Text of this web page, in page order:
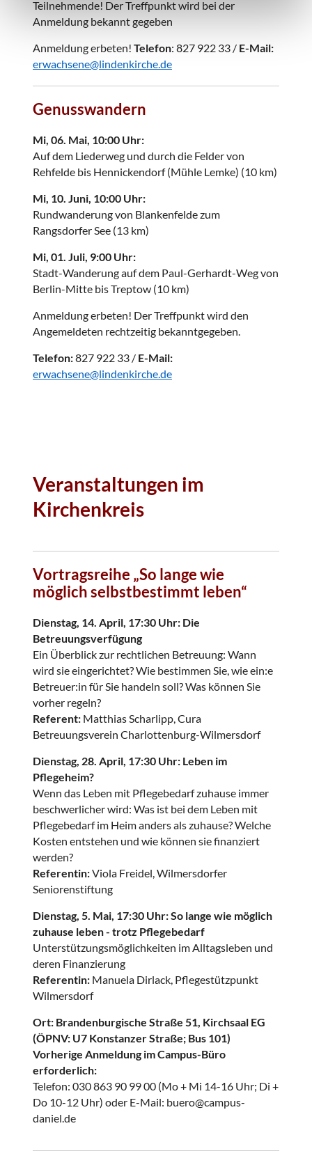
Teilnehmende! Der Treffpunkt wird bei der
Anmeldung bekannt gegeben
Anmeldung erbeten! Telefon: 827 922 33 / E-Mail:
erwachsene@lindenkirche.de
Genusswandern
Mi, 06. Mai, 10:00 Uhr:
Auf dem Liederweg und durch die Felder von
Rehfelde bis Hennickendorf (Mühle Lemke) (10 km)
Mi, 10. Juni, 10:00 Uhr:
Rundwanderung von Blankenfelde zum
Rangsdorfer See (13 km)
Mi, 01. Juli, 9:00 Uhr:
Stadt-Wanderung auf dem Paul-Gerhardt-Weg von
Berlin-Mitte bis Treptow (10 km)
Anmeldung erbeten! Der Treffpunkt wird den
Angemeldeten rechtzeitig bekanntgegeben.
Telefon:827 922 33 / E-Mail:
erwachsene@lindenkirche.de
Veranstaltungen im
Kirchenkreis
Vortragsreihe „So lange wie
möglich selbstbestimmt leben“
Dienstag, 14. April, 17:30 Uhr: Die
Betreuungsverfügung
Ein Überblick zur rechtlichen Betreuung: Wann
wird sie eingerichtet? Wie bestimmen Sie, wie ein:e
Betreuer:in für Sie handeln soll? Was können Sie
vorher regeln?
Referent: Matthias Scharlipp, Cura
Betreuungsverein Charlottenburg-Wilmersdorf
Dienstag, 28. April, 17:30 Uhr: Leben im
Pflegeheim?
Wenn das Leben mit Pflegebedarf zuhause immer
beschwerlicher wird: Was ist bei dem Leben mit
Pflegebedarf im Heim anders als zuhause? Welche
Kosten entstehen und wie können sie finanziert
werden?
Referentin:Viola Freidel, Wilmersdorfer
Seniorenstiftung
Dienstag, 5. Mai, 17:30 Uhr: So lange wie möglich
zuhause leben - trotz Pflegebedarf
Unterstützungsmöglichkeiten im Alltagsleben und
deren Finanzierung
Referentin: Manuela Dirlack, Pflegestützpunkt
Wilmersdorf
Ort: Brandenburgische Straße 51, Kirchsaal EG
(ÖPNV: U7 Konstanzer Straße; Bus 101)
Vorherige Anmeldung im Campus-Büro
erforderlich:
Telefon: 030 863 90 99 00 (Mo + Mi 14-16 Uhr; Di +
Do 10-12 Uhr) oder E-Mail: buero@campus-
daniel.de